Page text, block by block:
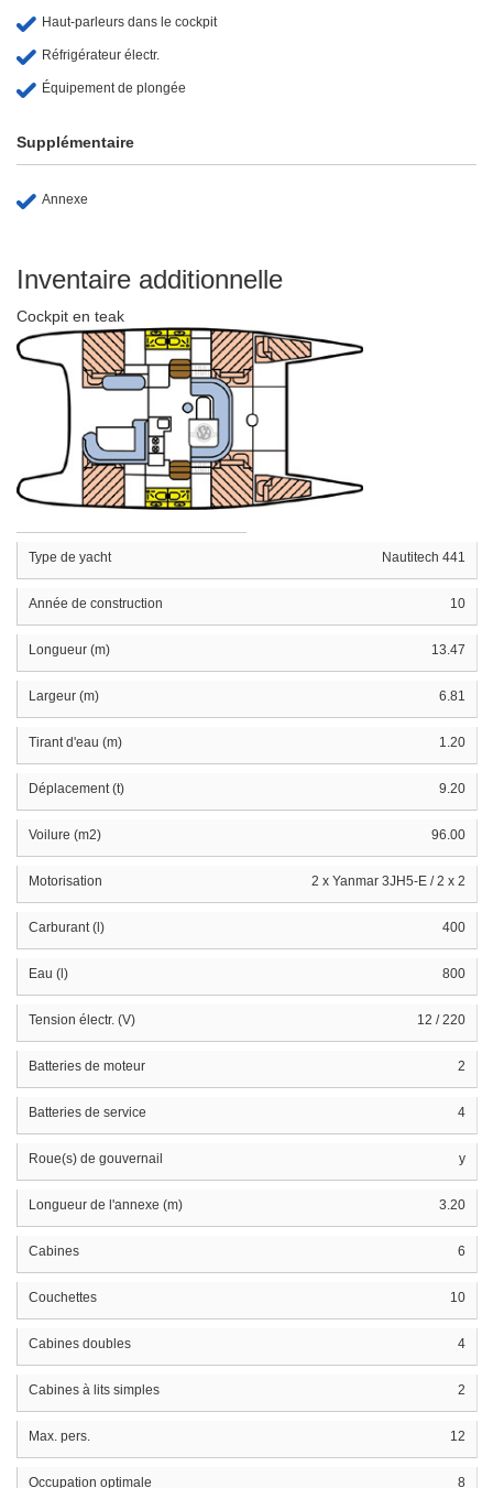
Haut-parleurs dans le cockpit
Réfrigérateur électr.
Équipement de plongée
Supplémentaire
Annexe
Inventaire additionnelle
Cockpit en teak
Type de yacht Nautitech 441
Année de construction 10
Longueur (m) 13.47
Largeur (m) 6.81
Tirant d'eau (m) 1.20
Déplacement (t) 9.20
Voilure (m2) 96.00
Motorisation 2 x Yanmar 3JH5-E / 2 x 2
Carburant (l) 400
Eau (l) 800
Tension électr. (V) 12 / 220
Batteries de moteur 2
Batteries de service 4
Roue(s) de gouvernail y
Longueur de l'annexe (m) 3.20
Cabines 6
Couchettes 10
Cabines doubles 4
Cabines à lits simples 2
Max. pers. 12
Occupation optimale 8